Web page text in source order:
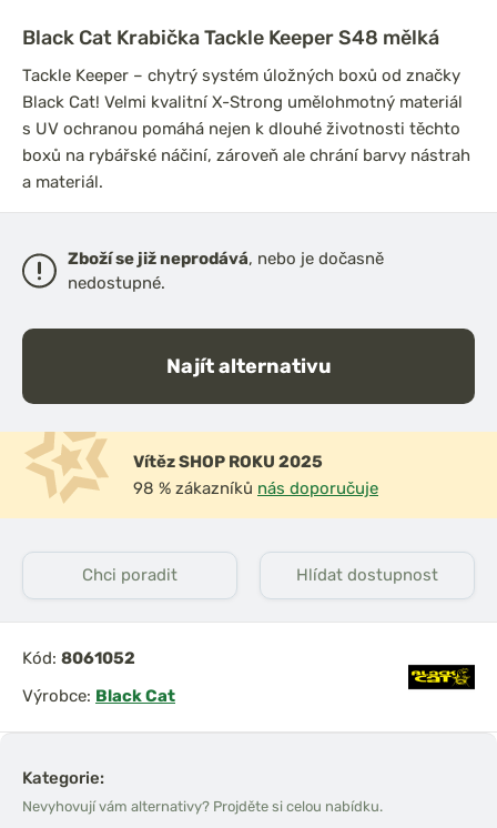
Black Cat Krabička Tackle Keeper S48 mělká
Tackle Keeper – chytrý systém úložných boxů od značky
Black Cat! Velmi kvalitní X-Strong umělohmotný materiál
s UV ochranou pomáhá nejen k dlouhé životnosti těchto
boxů na rybářské náčiní, zároveň ale chrání barvy nástrah
a materiál.
Zboží se již neprodává, nebo je dočasně
nedostupné.
Najít alternativu
Vítěz SHOP ROKU 2025
98 % zákazníků nás doporučuje
Chci poradit Hlídat dostupnost
Kód: 8061052
Výrobce: Black Cat
Kategorie:
Nevyhovují vám alternativy? Projděte si celou nabídku.